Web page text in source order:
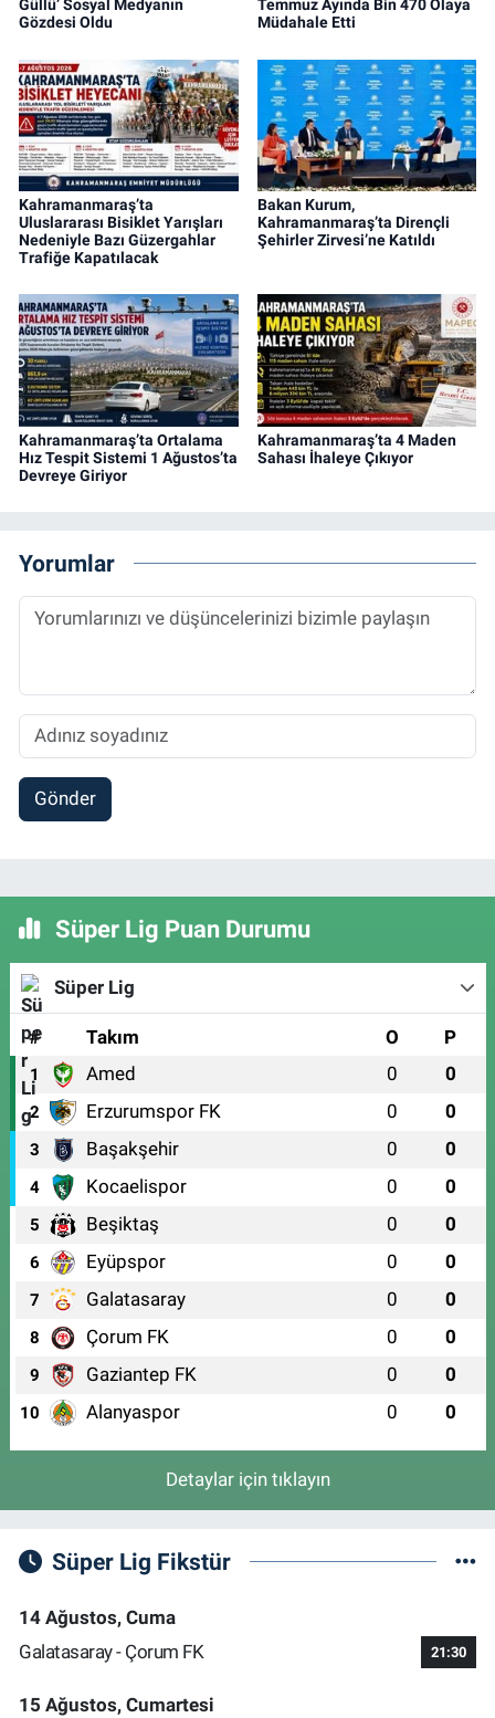
Güllü’ Sosyal Medyanın
Gözdesi Oldu
Temmuz Ayında Bin 470 Olaya
Müdahale Etti
Kahramanmaraş’ta
Uluslararası Bisiklet Yarışları
Nedeniyle Bazı Güzergahlar
Trafiğe Kapatılacak
Bakan Kurum,
Kahramanmaraş’ta Dirençli
Şehirler Zirvesi’ne Katıldı
Kahramanmaraş’ta Ortalama
Hız Tespit Sistemi 1 Ağustos’ta
Devreye Giriyor
Kahramanmaraş’ta 4 Maden
Sahası İhaleye Çıkıyor
Yorumlar
Gönder
Süper Lig Puan Durumu
Süper Lig
# Takım O P
1 Amed 0 0
2 Erzurumspor FK 0 0
3 Başakşehir 0 0
4 Kocaelispor 0 0
5 Beşiktaş 0 0
6 Eyüpspor 0 0
7 Galatasaray 0 0
8 Çorum FK 0 0
9 Gaziantep FK 0 0
10 Alanyaspor 0 0
Detaylar için tıklayın
Süper Lig Fikstür
14 Ağustos, Cuma
Galatasaray - Çorum FK
21:30
15 Ağustos, Cumartesi